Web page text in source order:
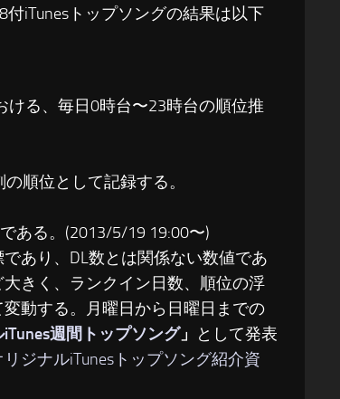
iTunesトップソングの結果は以下
ける、毎日0時台〜23時台の順位推
順位として記録する。
ある。(2013/5/19 19:00〜)
あり、DL数とは関係ない数値であ
きく、ランクイン日数、順位の浮
動する。月曜日から日曜日までの
週間トップソング」 として発表
リジナルiTunesトップソング紹介資